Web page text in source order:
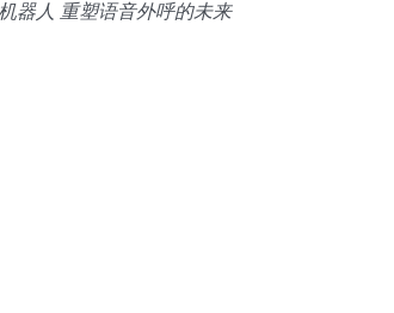
器人 重塑语音外呼的未来